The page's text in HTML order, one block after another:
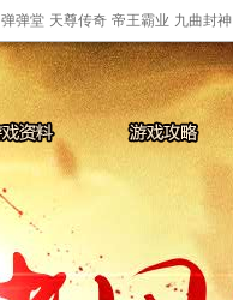
弹弹堂 天尊传奇 帝王霸业 九曲封神